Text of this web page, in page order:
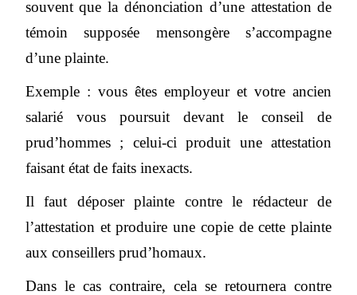
souvent que la dénonciation d’une attestation de
témoin supposée mensongère s’accompagne
d’une plainte.
Exemple : vous êtes employeur et votre ancien
salarié vous poursuit devant le conseil de
prud’hommes ; celui-ci produit une attestation
faisant état de faits inexacts.
Il faut déposer plainte contre le rédacteur de
l’attestation et produire une copie de cette plainte
aux conseillers prud’homaux.
Dans le cas contraire, cela se retournera contre